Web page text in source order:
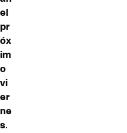
el
pr
óx
im
o
vi
er
ne
s.